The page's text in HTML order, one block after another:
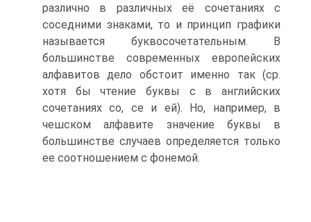
различно в различных её сочетаниях с
соседними знаками, то и принцип графики
называется буквосочетательным. В
большинстве современных европейских
алфавитов дело обстоит именно так (ср.
хотя бы чтение буквы с в английских
сочетаниях со, се и ей). Но, например, в
чешском алфавите значение буквы в
большинстве случаев определяется только
ее соотношением с фонемой.